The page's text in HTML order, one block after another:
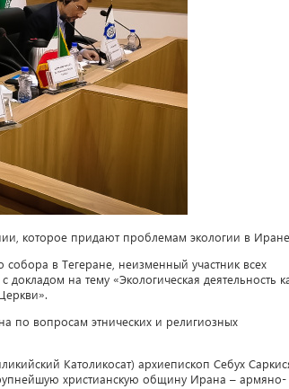
которое придают проблемам экологии в
собора в Тегеране, неизменный участник всех
на тему «Экологическая деятельность
по вопросам этнических и религиозных
Католикосат) архиепископ Себух
христианскую общину Ирана – армяно-